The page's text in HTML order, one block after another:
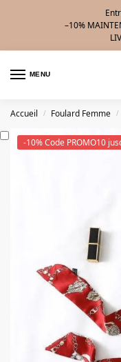
–10%
MENU
Accueil / Foulard Femme /
-10% Code PROMO10